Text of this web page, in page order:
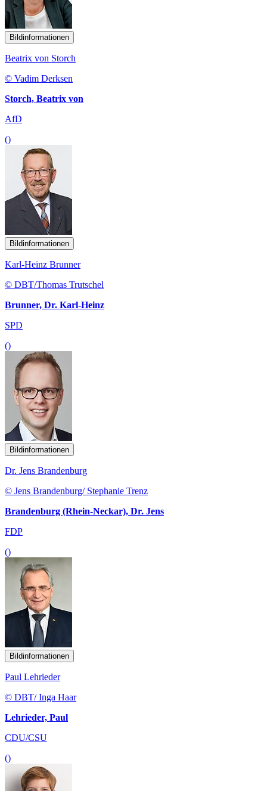
Bildinformationen
Beatrix von Storch
© Vadim Derksen
Storch, Beatrix von
AfD
()
Bildinformationen
Karl-Heinz Brunner
© DBT/Thomas Trutschel
Brunner, Dr. Karl-Heinz
SPD
()
Bildinformationen
Dr. Jens Brandenburg
© Jens Brandenburg/ Stephanie Trenz
Brandenburg (Rhein-Neckar), Dr. Jens
FDP
()
Bildinformationen
Paul Lehrieder
© DBT/ Inga Haar
Lehrieder, Paul
CDU/CSU
()